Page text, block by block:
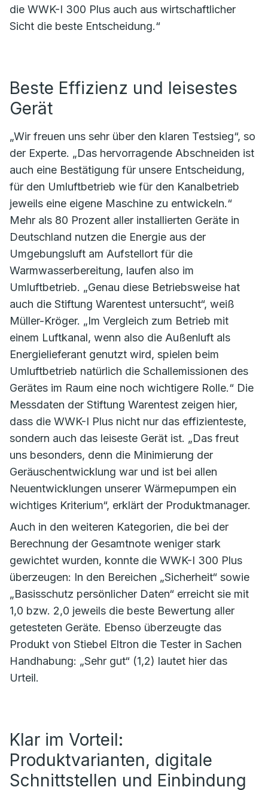
die WWK-I 300 Plus auch aus wirtschaftlicher
Sicht die beste Entscheidung.“
Beste Effizienz und leisestes
Gerät
„Wir freuen uns sehr über den klaren Testsieg“, so
der Experte. „Das hervorragende Abschneiden ist
auch eine Bestätigung für unsere Entscheidung,
für den Umluftbetrieb wie für den Kanalbetrieb
jeweils eine eigene Maschine zu entwickeln.“
Mehr als 80 Prozent aller installierten Geräte in
Deutschland nutzen die Energie aus der
Umgebungsluft am Aufstellort für die
Warmwasserbereitung, laufen also im
Umluftbetrieb. „Genau diese Betriebsweise hat
auch die Stiftung Warentest untersucht“, weiß
Müller-Kröger. „Im Vergleich zum Betrieb mit
einem Luftkanal, wenn also die Außenluft als
Energielieferant genutzt wird, spielen beim
Umluftbetrieb natürlich die Schallemissionen des
Gerätes im Raum eine noch wichtigere Rolle.“ Die
Messdaten der Stiftung Warentest zeigen hier,
dass die WWK-I Plus nicht nur das effizienteste,
sondern auch das leiseste Gerät ist. „Das freut
uns besonders, denn die Minimierung der
Geräuschentwicklung war und ist bei allen
Neuentwicklungen unserer Wärmepumpen ein
wichtiges Kriterium“, erklärt der Produktmanager.
Auch in den weiteren Kategorien, die bei der
Berechnung der Gesamtnote weniger stark
gewichtet wurden, konnte die WWK-I 300 Plus
überzeugen: In den Bereichen „Sicherheit“ sowie
„Basisschutz persönlicher Daten“ erreicht sie mit
1,0 bzw. 2,0 jeweils die beste Bewertung aller
getesteten Geräte. Ebenso überzeugte das
Produkt von Stiebel Eltron die Tester in Sachen
Handhabung: „Sehr gut“ (1,2) lautet hier das
Urteil.
Klar im Vorteil:
Produktvarianten, digitale
Schnittstellen und Einbindung